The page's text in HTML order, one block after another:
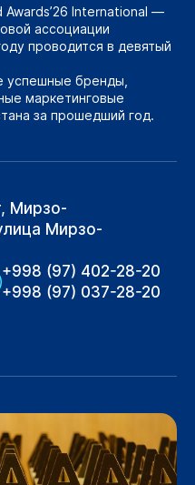
International —
ассоциации
проводится в девятый
успешные бренды,
маркетинговые
за прошедший год.
Мирзо-
Мирзо-
+998 (97) 402-28-20
+998 (97) 037-28-20